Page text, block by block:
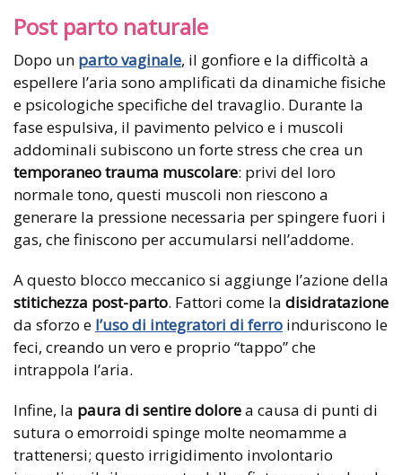
Post parto naturale
Dopo un parto vaginale, il gonfiore e la difficoltà a
espellere l’aria sono amplificati da dinamiche fisiche
e psicologiche specifiche del travaglio. Durante la
fase espulsiva, il pavimento pelvico e i muscoli
addominali subiscono un forte stress che crea un
temporaneo trauma muscolare: privi del loro
normale tono, questi muscoli non riescono a
generare la pressione necessaria per spingere fuori i
gas, che finiscono per accumularsi nell’addome.
A questo blocco meccanico si aggiunge l’azione della
stitichezza post-parto. Fattori come la disidratazione
da sforzo e l’uso di integratori di ferro induriscono le
feci, creando un vero e proprio “tappo” che
intrappola l’aria.
Infine, la paura di sentire dolorea causa di punti di
sutura o emorroidi spinge molte neomamme a
trattenersi; questo irrigidimento involontario